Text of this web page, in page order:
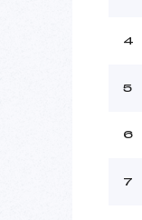
4
5
6
7